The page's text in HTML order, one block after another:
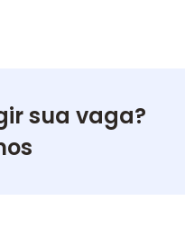
sua vaga?